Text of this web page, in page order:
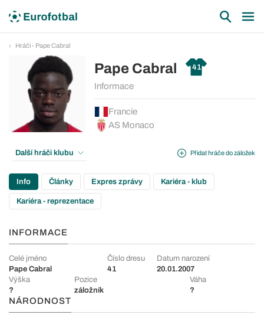
Hráči - Pape Cabral
Pape Cabral 41
Informace
Francie
AS Monaco
Přidat hráče do záložek
Další hráči klubu
Info Články Expres zprávy Kariéra - klub
Kariéra - reprezentace
INFORMACE
Celé jméno
Pape Cabral
Číslo dresu
41
Datum narození
20.01.2007
Výška
?
Pozice
záložník
Váha
?
NÁRODNOST